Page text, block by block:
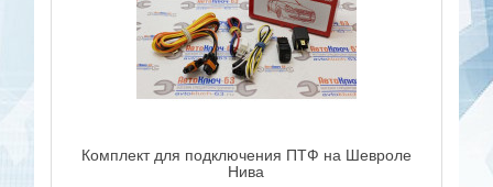
Комплект для подключения ПТФ на Шевроле
Нива